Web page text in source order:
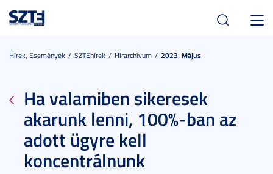
Hírek, Események SZTEhírek Hírarchívum 2023. Május
Ha valamiben sikeresek
akarunk lenni, 100%-ban az
adott ügyre kell
koncentrálnunk